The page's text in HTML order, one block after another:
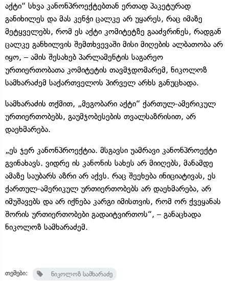
აქტი“ სხვა კანონპროექტებთან ერთად პაკეტურად
განიხილეს და მას კენჭი ცალკე არ უყარეს, რაც იმაზე
მეტყველებს, რომ ეს აქტი კომიტეტზე გააძვრინეს, რადგან
ცალკე განხილვის შემთხვევაში მისი მიღების ალბათობა არ
იყო, – ამის შესახებ პარლამენტის საგარეო
ურთიერთობათა კომიტეტის თავმჯდომარემ, ნიკოლოზ
სამხარაძემ საქართველოს პირველ არხს განუცხადა.
სამხარაძის თქმით, „მეგობარი აქტი“ ქართულ-ამერიკულ
ურთიერთობებს, გაუმჯობესების თვალსაზრისით, არ
დაეხმარება.
„ეს ჯერ კანონპროექტია. მსგავსი უამრავი კანონპროექტი
გვინახავს. ვიდრე ის კანონის სახეს არ მიიღებს, მანამდე
ამაზე საუბარს აზრი არ აქვს. რაც შეეხება ინიციატივას, ეს
ქართულ-ამერიკულ ურთიერთობებს არ დაეხმარება, არ
იმუშავებს და არ იქნება კარგი იმისთვის, რომ ორ ქვეყანას
შორის ურთიერთობები გადაიტვირთოს“, – განაცხადა
ნიკოლოზ სამხარაძემ.
თემები: ნიკოლოზ სამხარაძე